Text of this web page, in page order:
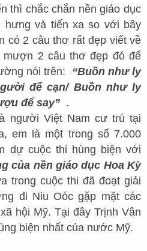
thì chắc chắn nền giáo dục
hưng và tiến xa so với bây
có 2 câu thơ rất đẹp viết về
mượn 2 câu thơ đẹp đó để
nói trên:
“Buồn như ly
để cạn/ Buồn như ly
để say” .
người Việt Nam cư trú tại
em là một trong số 7.000
dự cuộc thi hùng biện với
của nền giáo dục Hoa Kỳ
trong cuộc thi đã đoạt giải
đi Niu Oóc gặp mặt các
hội Mỹ. Tại đây Trịnh Vân
biện nhất của nước Mỹ.